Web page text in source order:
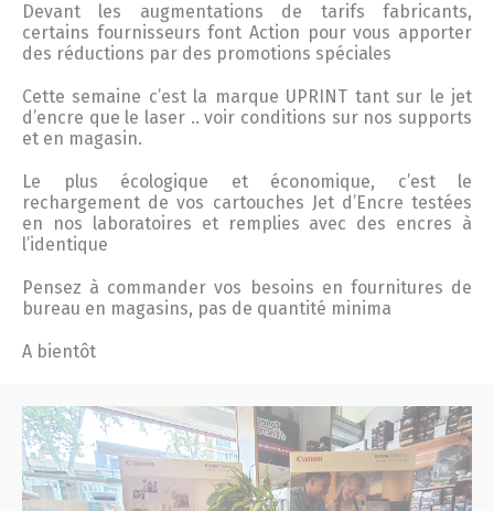
Devant les augmentations de tarifs fabricants,
certains fournisseurs font Action pour vous apporter
des réductions par des promotions spéciales
Cette semaine c’est la marque UPRINT tant sur le jet
d’encre que le laser .. voir conditions sur nos supports
et en magasin.
Le plus écologique et économique, c’est le
rechargement de vos cartouches Jet d’Encre testées
en nos laboratoires et remplies avec des encres à
l’identique
Pensez à commander vos besoins en fournitures de
bureau en magasins, pas de quantité minima
A bientôt